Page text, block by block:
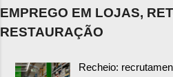
EMPREGO EM LOJAS,
RESTAURAÇÃO
Recheio: